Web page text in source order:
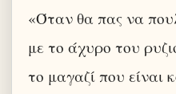
«Όταν θα πας να
με το άχυρο του
το μαγαζί που είναι